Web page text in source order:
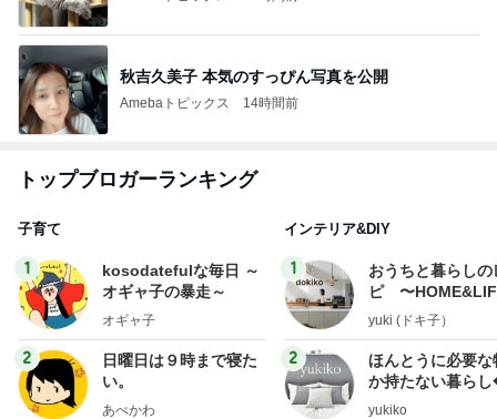
秋吉久美子 本気のすっぴん写真を公開
Amebaトピックス 14時間前
トップブロガーランキング
子育て
1
kosodatefulな毎日 ～
オギャ子の暴走～
オギャ子
2
日曜日は９時まで寝た
い。
あべかわ
インテリア&DIY
1
おうちと暮らしの
ピ 〜
yuki (ドキ子）
2
ほんとうに必要な
か持たない暮ら
ep Life Simple◆
yukiko